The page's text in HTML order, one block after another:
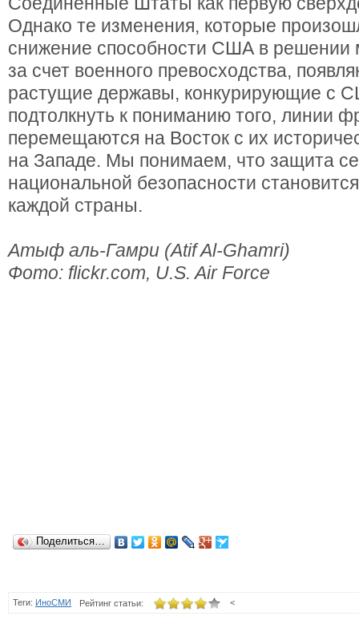
Однако те изменения, которые
снижение способности США в решении
за счет военного превосходства,
растущие державы, конкурирующие с
подтолкнуть к пониманию того, линии
перемещаются на Восток с их
на Западе. Мы понимаем, что защита
национальной безопасности
каждой страны.
Атыф аль-Гамри (Atif Al-Ghamri)
Фото: flickr.com, U.S. Air Force
Поделиться…
Теги: ИноСМИ <
Рейтинг статьи: